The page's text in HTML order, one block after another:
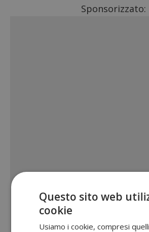
Sponsorizzato:
Questo sito web
cookie
Usiamo i cookie, compresi